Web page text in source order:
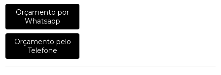
Orçamento por
Whatsapp
Orçamento pelo
Telefone